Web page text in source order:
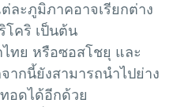
ละภูมิภาคอาจเรียกต่าง
โคริ เป็นต้น
ทย หรือซอสโชยุ และ
ากนี้ยังสามารถนำไปย่าง
อดได้อีกด้วย